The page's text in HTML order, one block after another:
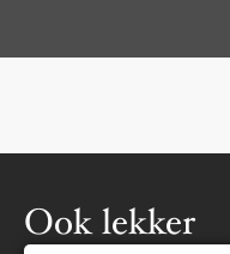
Ook lekker